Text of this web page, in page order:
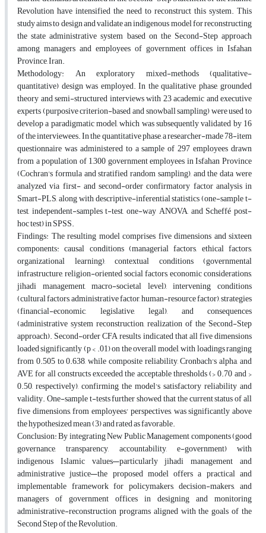
Revolution have intensified the need to reconstruct this system. This
study aims to design and validate an indigenous model for reconstructing
the state administrative system based on the Second-Step approach
among managers and employees of government offices in Isfahan
Province, Iran.
Methodology: An exploratory mixed-methods (qualitative-
quantitative) design was employed. In the qualitative phase, grounded
theory and semi-structured interviews with 23 academic and executive
experts (purposive criterion-based and snowball sampling) were used to
develop a paradigmatic model, which was subsequently validated by 16
of the interviewees. In the quantitative phase, a researcher-made 78-item
questionnaire was administered to a sample of 297 employees drawn
from a population of 1,300 government employees in Isfahan Province
(Cochran's formula and stratified random sampling), and the data were
analyzed via first- and second-order confirmatory factor analysis in
Smart-PLS, along with descriptive-inferential statistics (one-sample t-
test, independent-samples t-test, one-way ANOVA, and Scheffé post-
hoc test) in SPSS.
Findings: The resulting model comprises five dimensions and sixteen
components: causal conditions (managerial factors, ethical factors,
organizational learning), contextual conditions (governmental
infrastructure, religion-oriented social factors, economic considerations,
jihadi management, macro-societal level), intervening conditions
(cultural factors, administrative factor, human-resource factor), strategies
(financial-economic, legislative, legal), and consequences
(administrative system reconstruction, realization of the Second-Step
approach). Second-order CFA results indicated that all five dimensions
loaded significantly (p < .01) on the overall model, with loadings ranging
from 0.505 to 0.638, while composite reliability, Cronbach's alpha, and
AVE for all constructs exceeded the acceptable thresholds (> 0.70 and >
0.50, respectively), confirming the model's satisfactory reliability and
validity. One-sample t-tests further showed that the current status of all
five dimensions, from employees' perspectives, was significantly above
the hypothesized mean (3) and rated as favorable.
Conclusion: By integrating New Public Management components (good
governance, transparency, accountability, e-government) with
indigenous Islamic values—particularly jihadi management and
administrative justice—the proposed model offers a practical and
implementable framework for policymakers, decision-makers, and
managers of government offices in designing and monitoring
administrative-reconstruction programs aligned with the goals of the
Second Step of the Revolution.